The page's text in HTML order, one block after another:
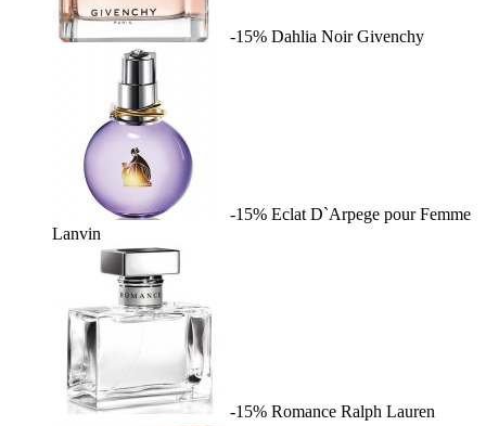
-15% Dahlia Noir Givenchy
-15% Eclat D`Arpege pour Femme
Lanvin
-15% Romance Ralph Lauren